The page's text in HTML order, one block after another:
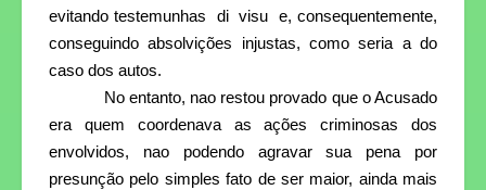
evitando testemunhas
di visu e, consequentemente,
conseguindo absolvições injustas, como seria a do
caso dos autos.
No entanto, nao restou provado que o Acusado
era quem coordenava as ações criminosas dos
envolvidos, nao podendo agravar sua pena por
presunção pelo simples fato de ser maior, ainda mais